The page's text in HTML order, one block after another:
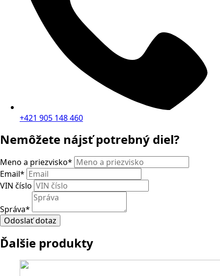
+421 905 148 460
Nemôžete nájsť potrebný diel?
Meno a priezvisko*
Email*
VIN číslo
Správa*
Odoslať dotaz
Ďalšie produkty